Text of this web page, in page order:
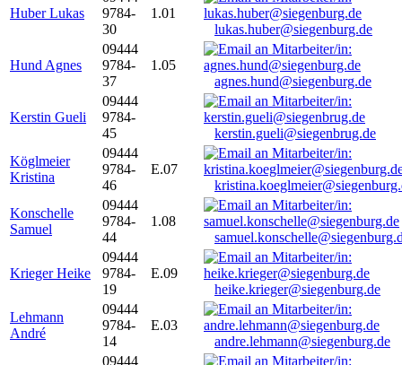
Huber Lukas
9784-
30
1.01
lukas.huber@siegenburg.de
Hund Agnes
09444
9784-
37
1.05
agnes.hund@siegenburg.de
Kerstin Gueli
09444
9784-
45
kerstin.gueli@siegenbrug.de
Köglmeier
Kristina
09444
9784-
46
E.07
Konschelle
Samuel
09444
9784-
44
1.08
Krieger Heike
09444
9784-
19
E.09
heike.krieger@siegenburg.de
Lehmann
André
09444
9784-
14
E.03
andre.lehmann@siegenburg.de
09444